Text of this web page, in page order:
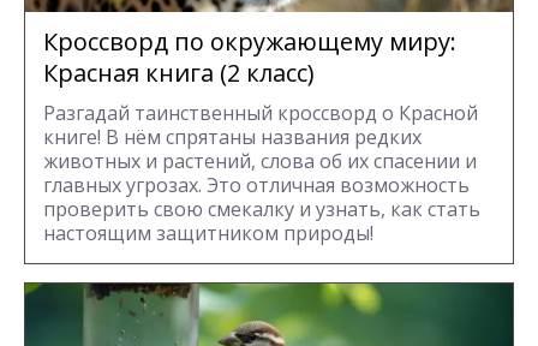
Кроссворд по окружающему миру:
Красная книга (2 класс)
Разгадай таинственный кроссворд о Красной
книге! В нём спрятаны названия редких
животных и растений, слова об их спасении и
главных угрозах. Это отличная возможность
проверить свою смекалку и узнать, как стать
настоящим защитником природы!